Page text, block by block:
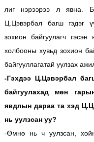
лиг нэрээрээ л явна.
Ц.Цэвэрбал багш гэдэг
зохион байгуулагч
холбооны хувьд зохион
байгууллагатай уулзах
-Гэхдээ Ц.Цэвэрбал
байгуулахад мөн
явдлын дараа та хэд
нь уулзсан уу?
-Өмнө нь ч уулзсан,